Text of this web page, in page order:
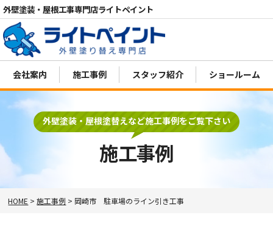
外壁塗装・屋根工事専門店ライトペイント
電話
会社案内 施工事例 スタッフ紹介 ショールーム
施工事例
外壁塗装・屋根塗替えなど施工事例をご覧下さい
HOME >施工事例 > 岡崎市 駐車場のライン引き工事